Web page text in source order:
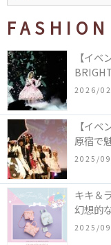
【イ
2026/
【イ
原宿で
2025/
キキ＆
幻想的
ツイン
2025/